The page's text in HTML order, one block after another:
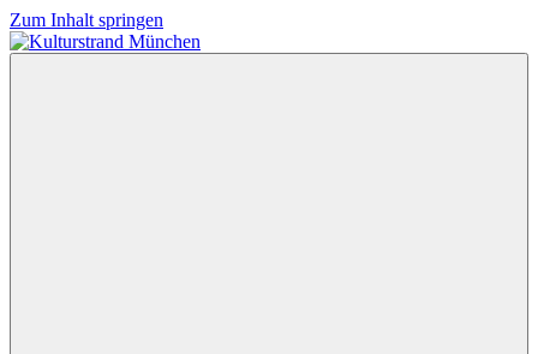
Zum Inhalt springen